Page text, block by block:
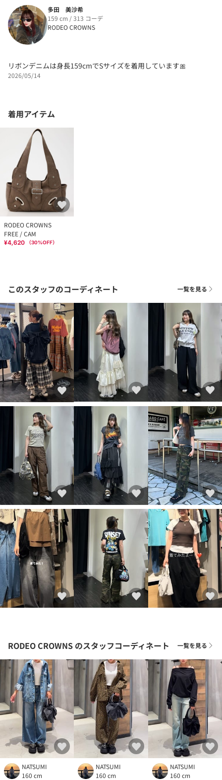
多田 美沙希
159 cm / 313 コーデ
RODEO CROWNS
リボンデニムは身長159cmでSサイズを着用しています🎀
2026/05/14
着用アイテム
RODEO CROWNS
FREE / CAM
¥4,620 （30%OFF）
このスタッフのコーディネート 一覧を見る
RODEO CROWNS のスタッフコーディネート 一覧を見る
NATSUMI
160 cm
NATSUMI
160 cm
NATSUMI
160 cm